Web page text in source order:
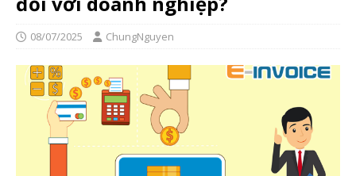
08/07/2025 ChungNguyen